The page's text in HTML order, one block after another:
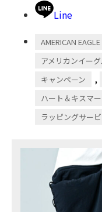
Line
AMERICAN
アメリカンイー
キャンペーン ,
ハート＆キスマ
ラッピングサー